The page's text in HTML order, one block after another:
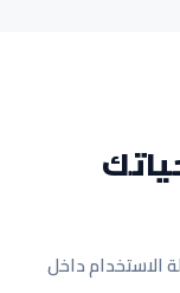
الاستخدام داخل